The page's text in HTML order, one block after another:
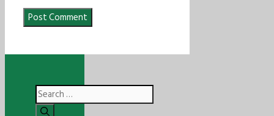
Search
for: